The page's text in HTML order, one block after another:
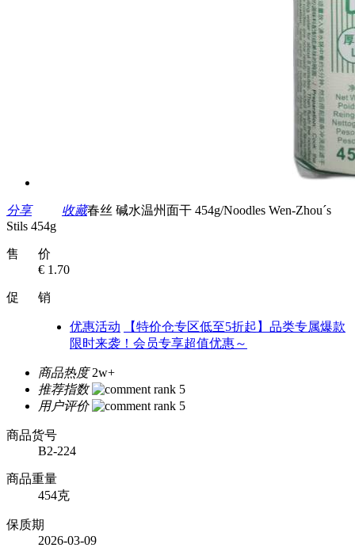
分享 收藏春丝 碱水温州面干 454g/Noodles Wen-Zhou´s
Stils 454g
售 价
€ 1.70
促 销
优惠活动
【特价仓专区低至5折起】品类专属爆款
限时来袭！会员专享超值优惠～
商品热度 2w+
推荐指数
用户评价
商品货号
B2-224
商品重量
454克
保质期
2026-03-09